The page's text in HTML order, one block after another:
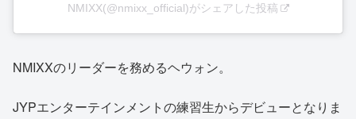
NMIXX(@nmixx_official)がシェアした投稿
NMIXXのリーダーを務めるヘウォン。
JYPエンターテインメントの練習生からデビューとなりま